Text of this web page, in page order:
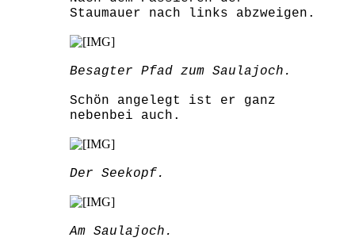
Staumauer nach links abzweigen.
Besagter Pfad zum Saulajoch.
Schön angelegt ist er ganz
nebenbei auch.
Der Seekopf.
Am Saulajoch.